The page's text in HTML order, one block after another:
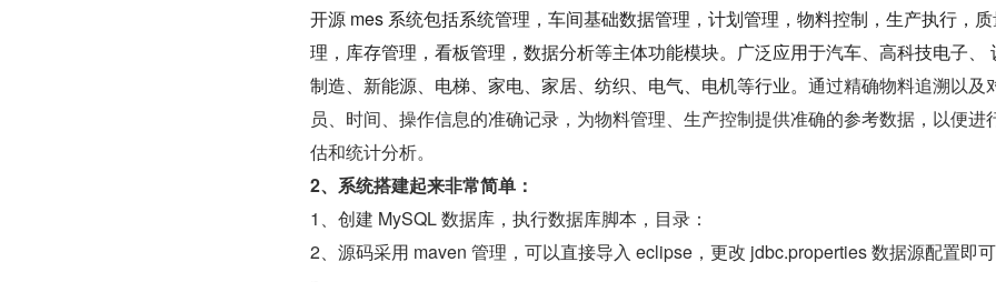
开源 mes 系统包括系统管理，车间基础数据管理，计划管理，物料控制，生产执行，
理，库存管理，看板管理，数据分析等主体功能模块。广泛应用于汽车、高科技电子、
制造、新能源、电梯、家电、家居、纺织、电气、电机等行业。 通过精确物料追溯以及
员、时间、操作信息的准确记录，为物料管理、生产控制提供准确的参考数据，以便进
估和统计分析。
2、系统搭建起来非常简单：
1、创建 MySQL 数据库，执行数据库脚本，目录：
2、源码采用 maven 管理，可以直接导入 eclipse，更改 jdbc.properties 数据源配置即